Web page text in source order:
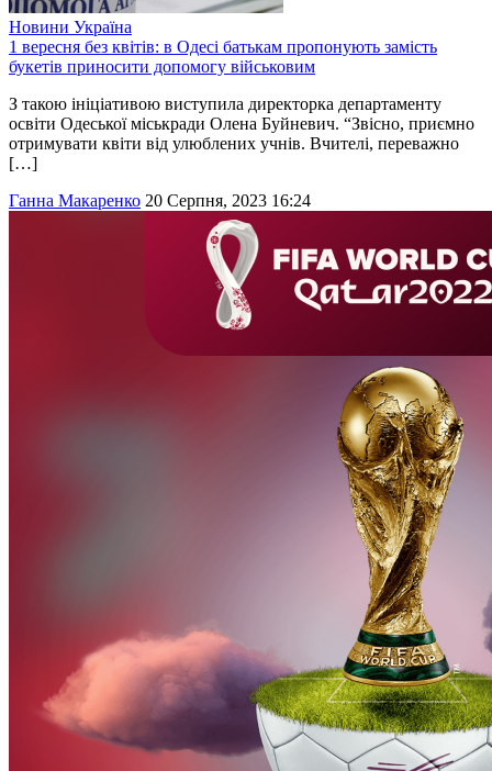
Новини Україна
1 вересня без квітів: в Одесі батькам пропонують замість
букетів приносити допомогу військовим
З такою ініціативою виступила директорка департаменту
освіти Одеської міськради Олена Буйневич. “Звісно, приємно
отримувати квіти від улюблених учнів. Вчителі, переважно
[…]
Ганна Макаренко 20 Серпня, 2023 16:24